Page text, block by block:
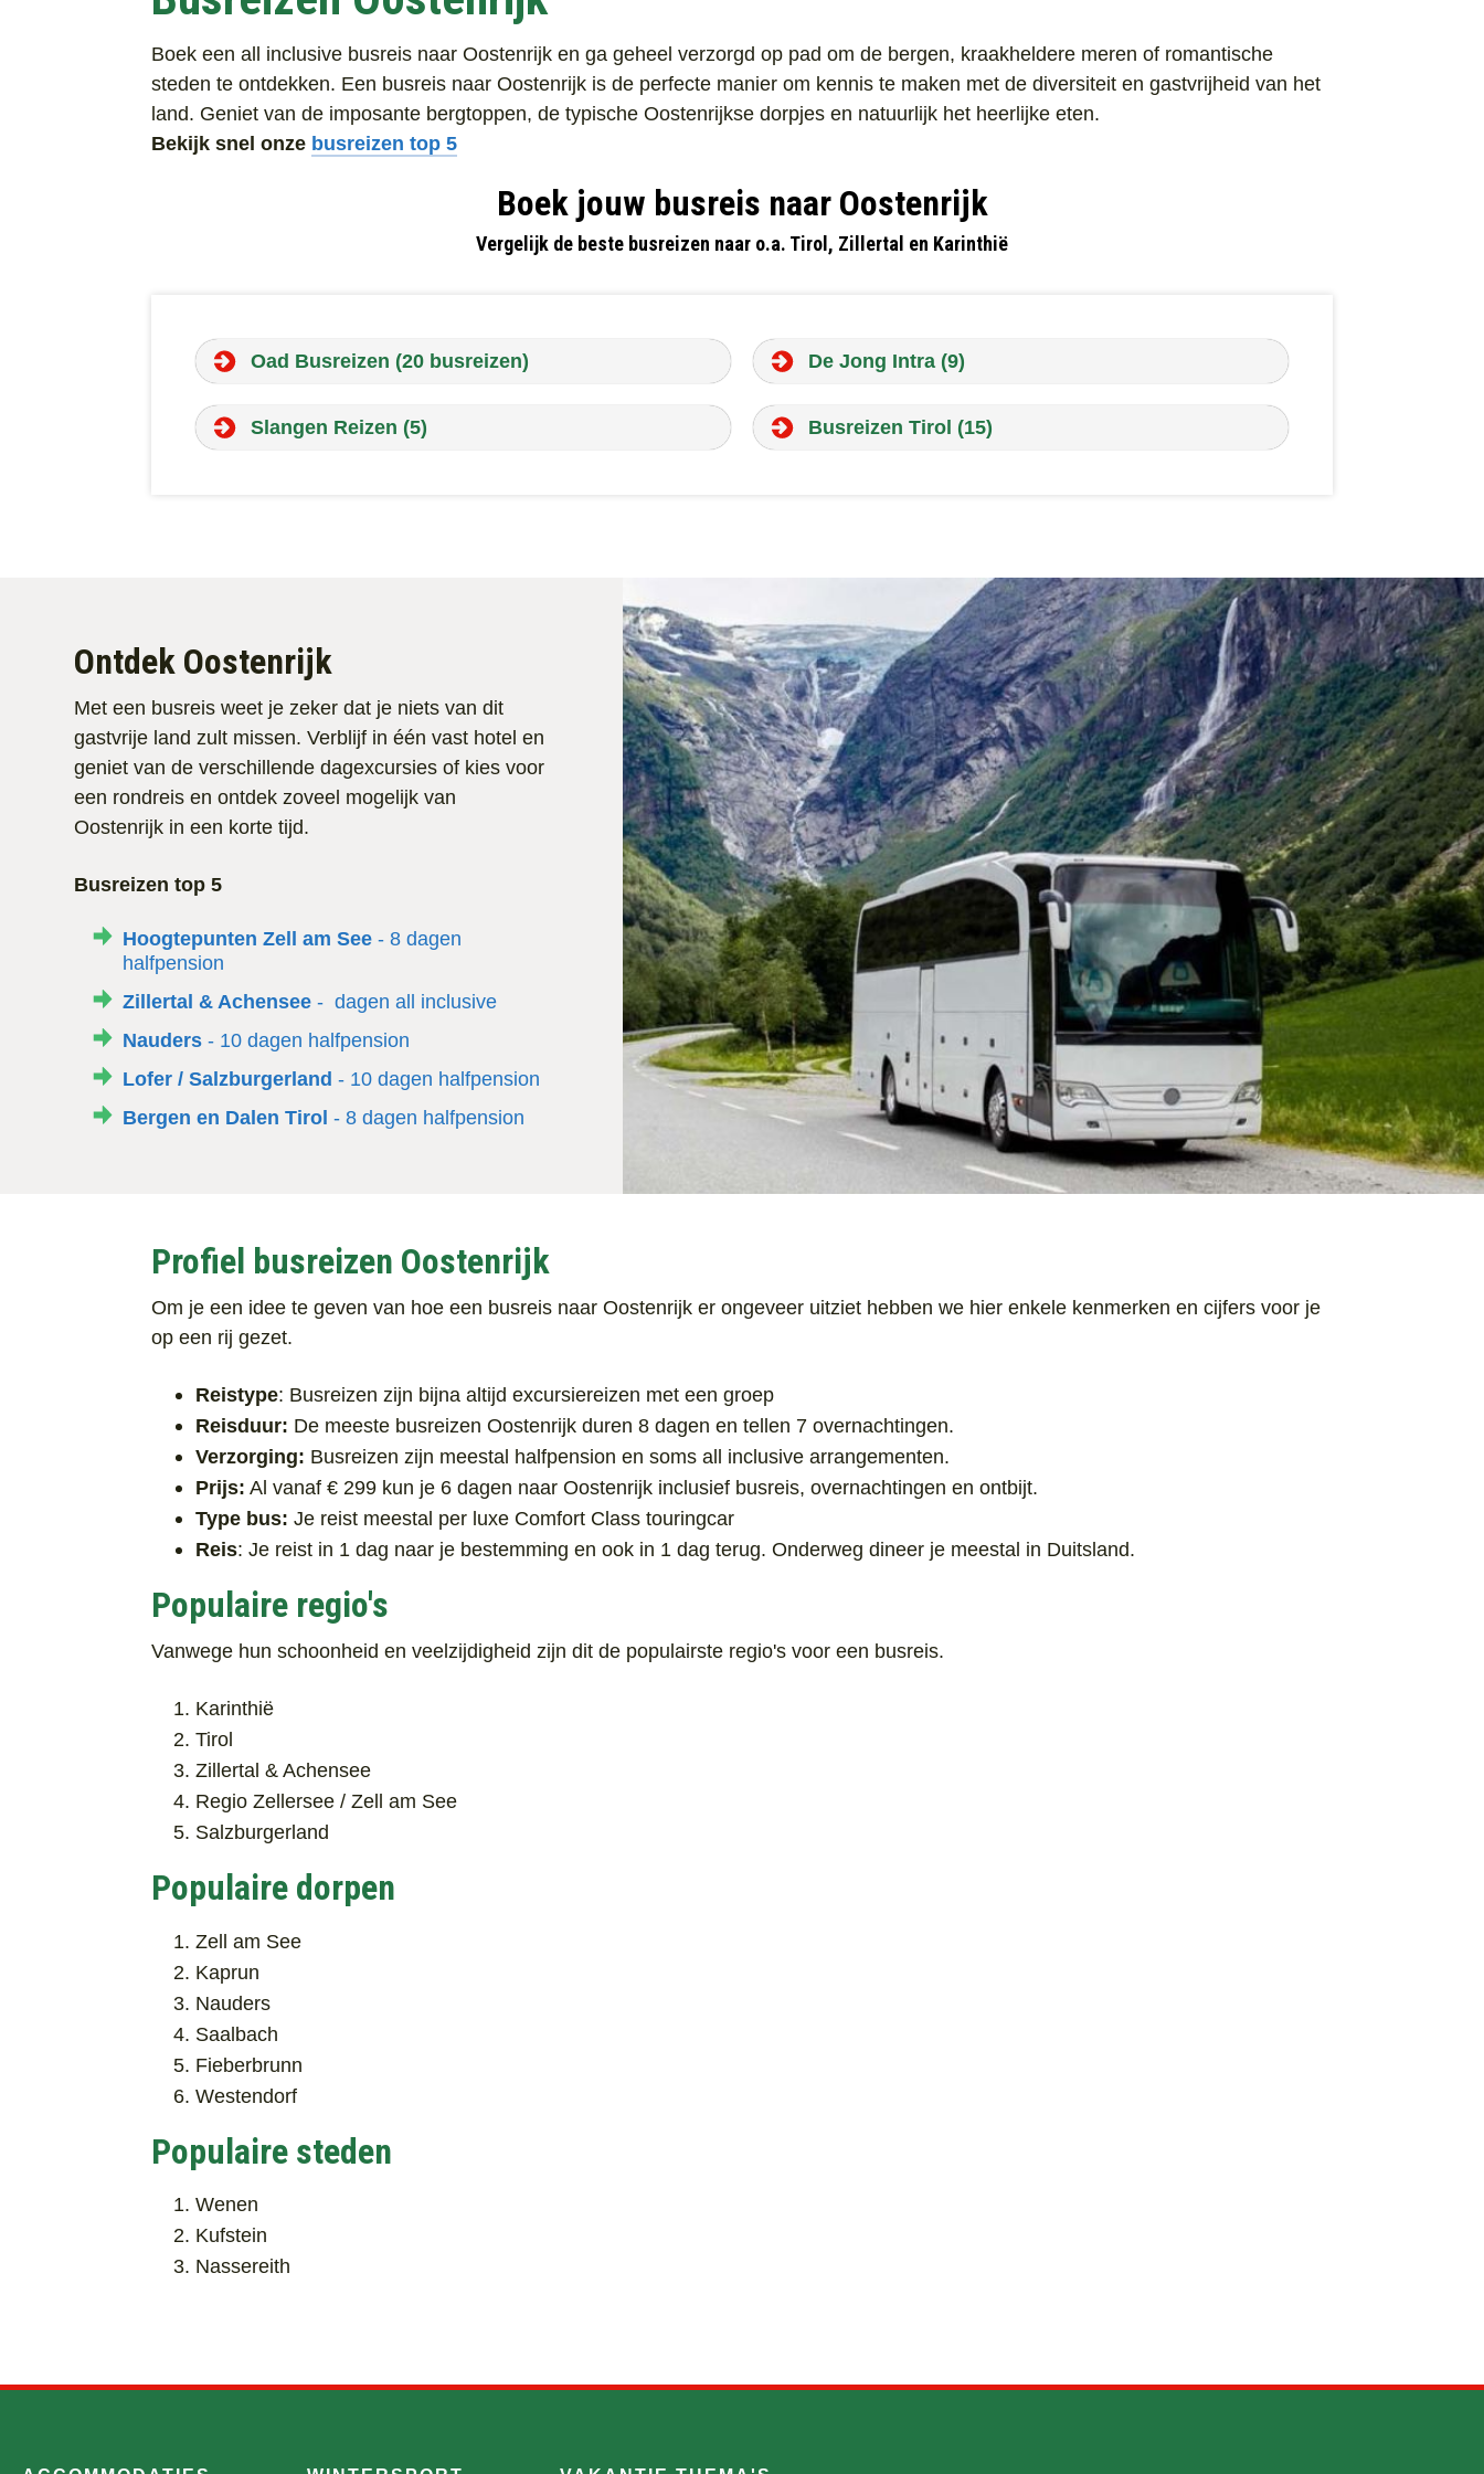
Boek een all inclusive busreis naar Oostenrijk en ga geheel verzorgd op pad om de bergen, kraakheldere meren of romantische
steden te ontdekken. Een busreis naar Oostenrijk is de perfecte manier om kennis te maken met de diversiteit en gastvrijheid van het
land. Geniet van de imposante bergtoppen, de typische Oostenrijkse dorpjes en natuurlijk het heerlijke eten.
Bekijk snel onze busreizen top 5
Boek jouw busreis naar Oostenrijk
Vergelijk de beste busreizen naar o.a. Tirol, Zillertal en Karinthië
Oad Busreizen (20 busreizen) De Jong Intra (9)
Slangen Reizen (5) Busreizen Tirol (15)
Ontdek Oostenrijk
Met een busreis weet je zeker dat je niets van dit
gastvrije land zult missen. Verblijf in één vast hotel en
geniet van de verschillende dagexcursies of kies voor
een rondreis en ontdek zoveel mogelijk van
Oostenrijk in een korte tijd.
Busreizen top 5
Hoogtepunten Zell am See - 8 dagen
halfpension
Zillertal & Achensee - dagen all inclusive
Nauders - 10 dagen halfpension
Lofer / Salzburgerland - 10 dagen halfpension
Bergen en Dalen Tirol - 8 dagen halfpension
Profiel busreizen Oostenrijk
Om je een idee te geven van hoe een busreis naar Oostenrijk er ongeveer uitziet hebben we hier enkele kenmerken en cijfers voor je
op een rij gezet.
Reistype: Busreizen zijn bijna altijd excursiereizen met een groep
Reisduur: De meeste busreizen Oostenrijk duren 8 dagen en tellen 7 overnachtingen.
Verzorging: Busreizen zijn meestal halfpension en soms all inclusive arrangementen.
Prijs: Al vanaf € 299 kun je 6 dagen naar Oostenrijk inclusief busreis, overnachtingen en ontbijt.
Type bus: Je reist meestal per luxe Comfort Class touringcar
Reis: Je reist in 1 dag naar je bestemming en ook in 1 dag terug. Onderweg dineer je meestal in Duitsland.
Populaire regio's
Vanwege hun schoonheid en veelzijdigheid zijn dit de populairste regio's voor een busreis.
Karinthië
Tirol
Zillertal & Achensee
Regio Zellersee / Zell am See
Salzburgerland
Populaire dorpen
Zell am See
Kaprun
Nauders
Saalbach
Fieberbrunn
Westendorf
Populaire steden
Wenen
Kufstein
Nassereith